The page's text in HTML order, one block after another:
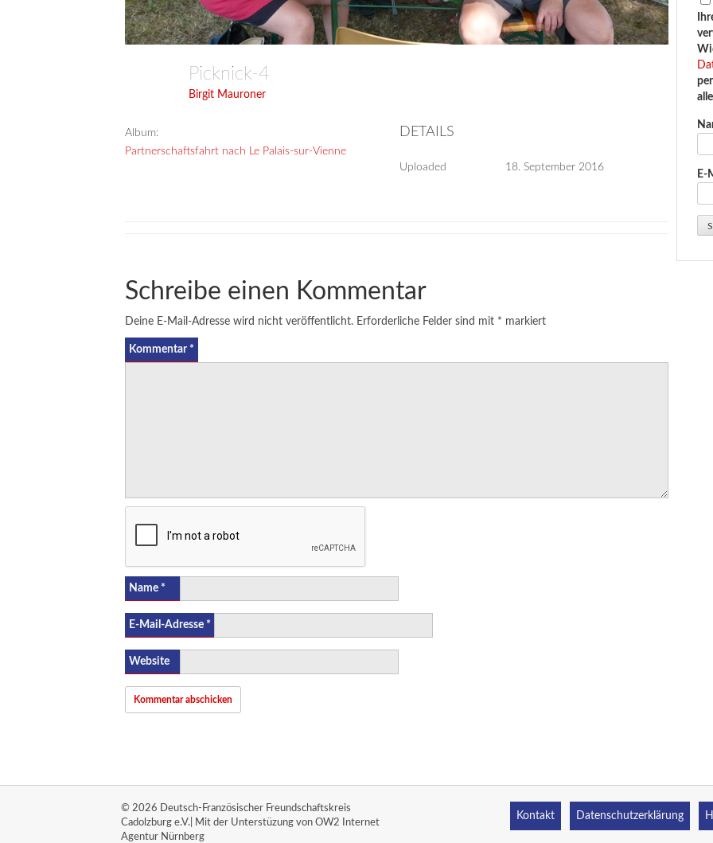
Picknick-4
Birgit Mauroner
Album:
Partnerschaftsfahrt nach Le Palais-sur-Vienne
DETAILS
Uploaded 18. September 2016
Schreibe einen Kommentar
Deine E-Mail-Adresse wird nicht veröffentlicht. Erforderliche Felder sind mit * markiert
Kommentar *
Name *
E-Mail-Adresse *
Website
E-
© 2026 Deutsch-Französischer Freundschaftskreis
Cadolzburg e.V.| Mit der Unterstüzung von OW2 Internet
Agentur Nürnberg
Kontakt Datenschutzerklärung